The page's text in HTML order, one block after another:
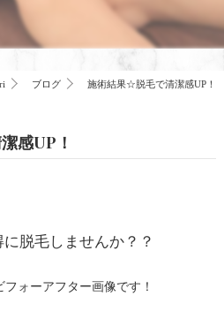
ブログ 施術結果☆脱毛で清潔感UP！
感UP！
脱毛しませんか？？
ォーアフター画像です！